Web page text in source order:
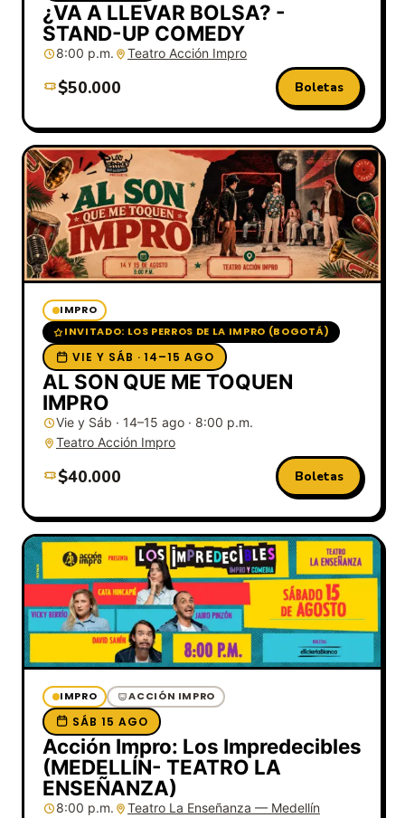
¿VA A LLEVAR BOLSA? -
STAND-UP COMEDY
8:00 p.m. Teatro Acción Impro
$50.000 Boletas
IMPRO
INVITADO: LOS PERROS DE LA IMPRO (BOGOTÁ)
VIE Y SÁB · 14–15 AGO
AL SON QUE ME TOQUEN
IMPRO
Vie y Sáb · 14–15 ago · 8:00 p.m.
Teatro Acción Impro
$40.000 Boletas
IMPRO ACCIÓN IMPRO
SÁB 15 AGO
Acción Impro: Los Impredecibles
(MEDELLÍN- TEATRO LA
ENSEÑANZA)
8:00 p.m. Teatro La Enseñanza — Medellín